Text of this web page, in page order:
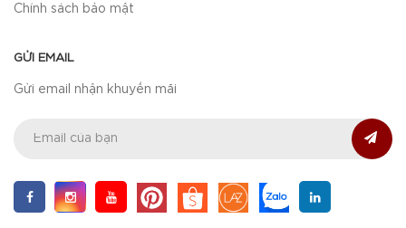
Chính sách bảo mật
GỬI EMAIL
Gửi email nhận khuyến mãi